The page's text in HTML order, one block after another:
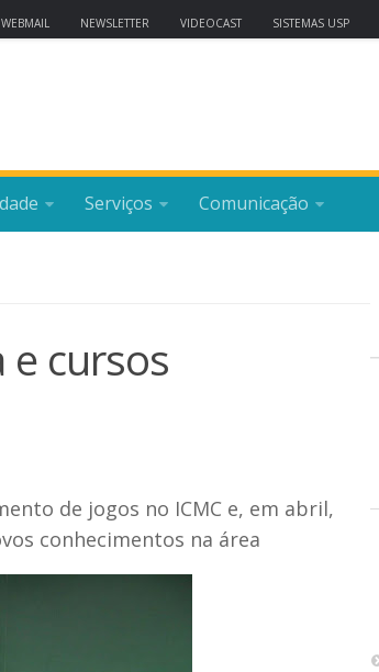
WEBMAIL NEWSLETTER VIDEOCAST SISTEMAS USP
Serviços Comunicação
cursos
de jogos no ICMC e, em abril,
conhecimentos na área